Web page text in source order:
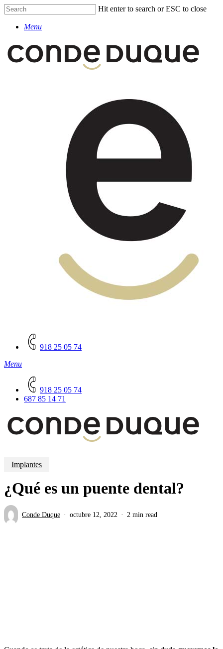
Skip
to
main
Hit enter to search or ESC to close
SearchMenu
918 25 05 74
Menu
918 25 05 74
687 85 14 71
Implantes
¿Qué es un puente dental?
Conde Duque octubre 12, 2022 2 min read